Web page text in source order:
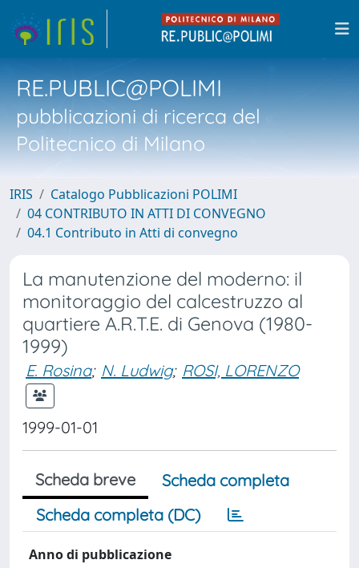
RE.PUBLIC@POLIMI
pubblicazioni di ricerca del
Politecnico di Milano
IRIS
Catalogo Pubblicazioni POLIMI
04 CONTRIBUTO IN ATTI DI CONVEGNO
04.1 Contributo in Atti di convegno
La manutenzione del moderno: il
monitoraggio del calcestruzzo al
quartiere A.R.T.E. di Genova (1980-
1999)
E. Rosina; N. Ludwig; ROSI, LORENZO
1999-01-01
Scheda breve
Scheda completa
Scheda completa (DC)
Anno di pubblicazione